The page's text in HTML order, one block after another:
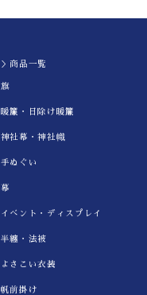
＞商品一覧
旗
暖簾・日除け暖簾
神社幕・神社幟
手ぬぐい
幕
イべント・ディスプレイ
半纏・法被
よさこい衣装
帆前掛け